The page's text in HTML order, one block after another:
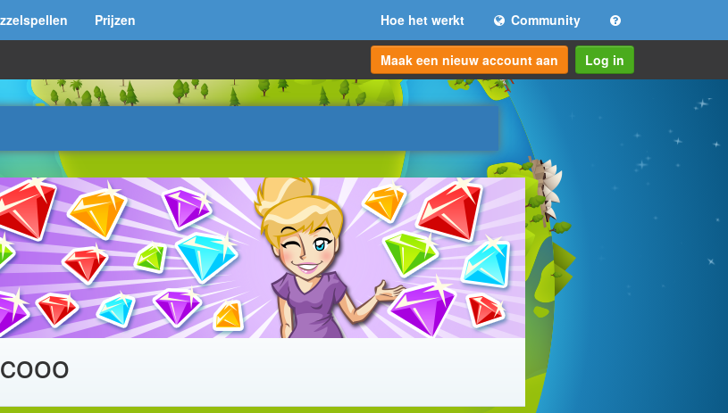
Prijzen Hoe het werkt Community
Maak een nieuw account aan Log in